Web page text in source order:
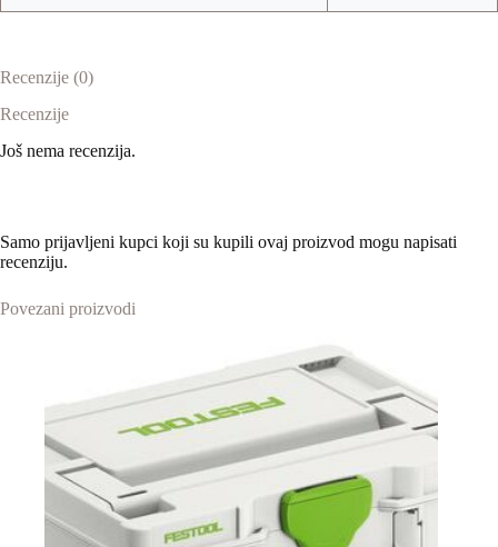
Recenzije (0)
Recenzije
Još nema recenzija.
Samo prijavljeni kupci koji su kupili ovaj proizvod mogu napisati
recenziju.
Povezani proizvodi